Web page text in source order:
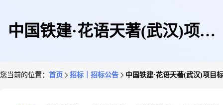
中国铁建·花语天著(武汉)项目
您当前的位置： 首页 招标｜招标公告 中国铁建·花语天著(武汉)项目